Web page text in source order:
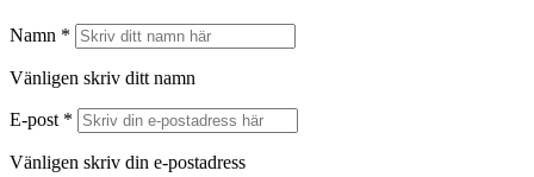
Namn *
Vänligen skriv ditt namn
E-post *
Vänligen skriv din e-postadress